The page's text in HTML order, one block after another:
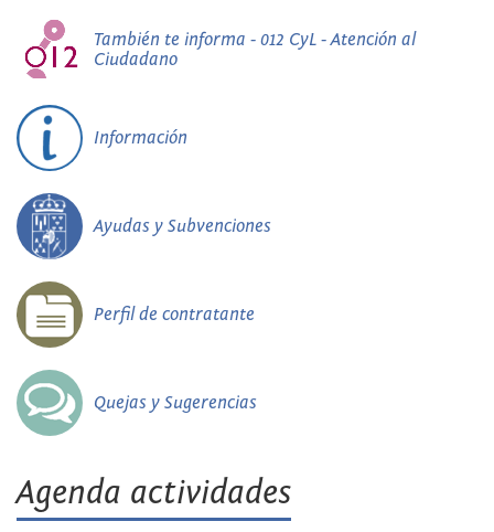
También te informa - 012 CyL - Atención al
Ciudadano
Información
Ayudas y Subvenciones
Perfil de contratante
Quejas y Sugerencias
Agenda actividades